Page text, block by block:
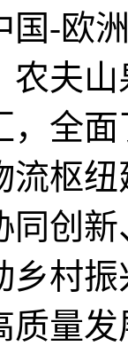
国-欧
农夫
，全
流枢
同创
乡村
质量